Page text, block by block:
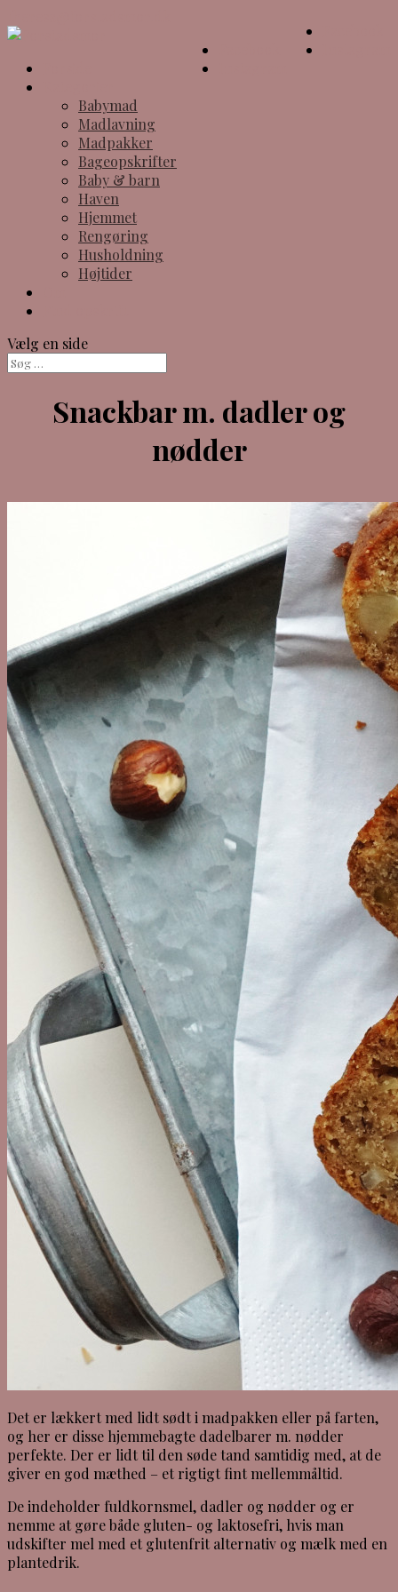
Babymad
Madlavning
Madpakker
Bageopskrifter
Baby & barn
Haven
Hjemmet
Rengøring
Husholdning
Højtider
Vælg en side
Snackbar m. dadler og
nødder
Det er lækkert med lidt sødt i madpakken eller på farten,
og her er disse hjemmebagte dadelbarer m. nødder
perfekte. Der er lidt til den søde tand samtidig med, at de
giver en god mæthed – et rigtigt fint mellemmåltid.
De indeholder fuldkornsmel, dadler og nødder og er
nemme at gøre både gluten- og laktosefri, hvis man
udskifter mel med et glutenfrit alternativ og mælk med en
plantedrik.